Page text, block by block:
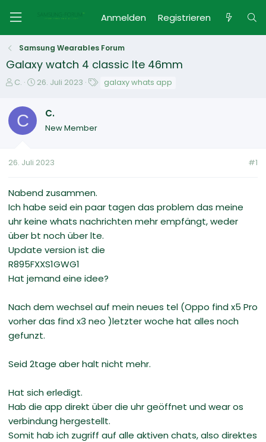
Anmelden Registrieren
Samsung Wearables Forum
Galaxy watch 4 classic lte 46mm
E
s
e
e
C.
E
t
t
m
26. Juli 2023 galaxy whats app
C C.
New Member
26. Juli 2023 #1
Nabend zusammen.
Ich habe seid ein paar tagen das problem das meine
uhr keine whats nachrichten mehr empfängt, weder
über bt noch über lte.
Update version ist die
R895FXXS1GWG1
Hat jemand eine idee?
Nach dem wechsel auf mein neues tel (Oppo find x5 Pro
vorher das find x3 neo )letzter woche hat alles noch
gefunzt.
Seid 2tage aber halt nicht mehr.
Hat sich erledigt.
Hab die app direkt über die uhr geöffnet und wear os
verbindung hergestellt.
Somit hab ich zugriff auf alle aktiven chats, also direktes